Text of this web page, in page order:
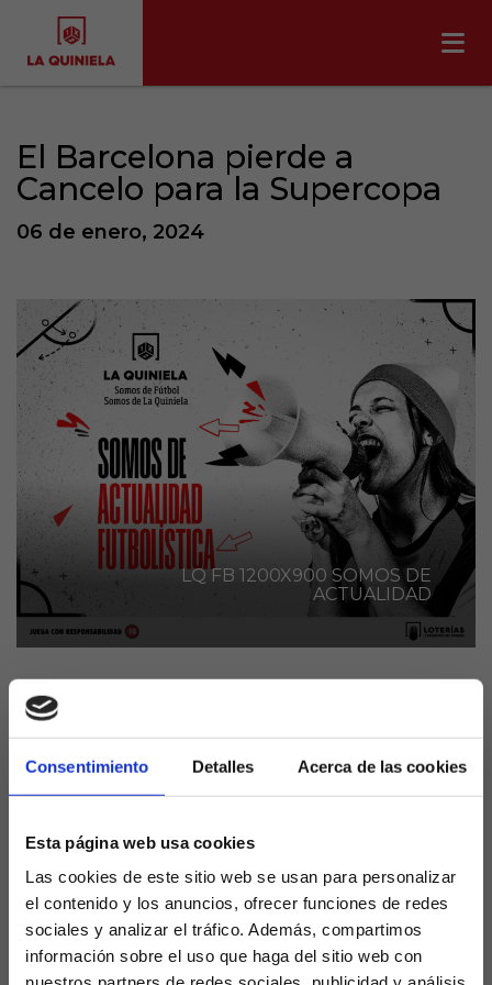
Consentimiento Detalles Acerca de las cookies
Esta página web usa cookies
Las cookies de este sitio web se usan para personalizar
el contenido y los anuncios, ofrecer funciones de redes
sociales y analizar el tráfico. Además, compartimos
información sobre el uso que haga del sitio web con
El Barcelona pierde a
Cancelo para la Supercopa
06 de enero, 2024
LQ FB 1200X900 SOMOS DE
ACTUALIDAD
El FC Barcelona logró una importante victoria con
remontada incluida sobre la bocina ante Las Palmas,
pero perdió a uno de sus mejores futbolistas por
lesión: Joao Cancelo.
El portugués, que aterrizó el pasado verano en el
desde su llegada en un fijo para el técnico
azulgrana, que ahora deberá recomponer su once
sin contar con el polivalente futbolista.